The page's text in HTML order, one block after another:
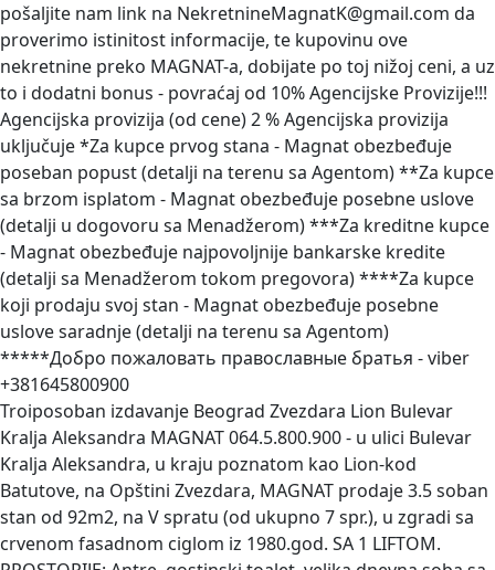
pošaljite nam link na NekretnineMagnatK@gmail.com da
proverimo istinitost informacije, te kupovinu ove
nekretnine preko MAGNAT-a, dobijate po toj nižoj ceni, a uz
to i dodatni bonus - povraćaj od 10% Agencijske Provizije!!!
Agencijska provizija (od cene) 2 % Agencijska provizija
uključuje *Za kupce prvog stana - Magnat obezbeđuje
poseban popust (detalji na terenu sa Agentom) **Za kupce
sa brzom isplatom - Magnat obezbeđuje posebne uslove
(detalji u dogovoru sa Menadžerom) ***Za kreditne kupce
- Magnat obezbeđuje najpovoljnije bankarske kredite
(detalji sa Menadžerom tokom pregovora) ****Za kupce
koji prodaju svoj stan - Magnat obezbeđuje posebne
uslove saradnje (detalji na terenu sa Agentom)
*****Добро пожаловать православные братья - viber
+381645800900
Troiposoban izdavanje Beograd Zvezdara Lion Bulevar
Kralja Aleksandra MAGNAT 064.5.800.900 - u ulici Bulevar
Kralja Aleksandra, u kraju poznatom kao Lion-kod
Batutove, na Opštini Zvezdara, MAGNAT prodaje 3.5 soban
stan od 92m2, na V spratu (od ukupno 7 spr.), u zgradi sa
crvenom fasadnom ciglom iz 1980.god. SA 1 LIFTOM.